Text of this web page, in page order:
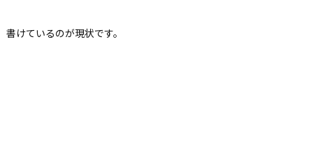
書けているのが現状です。